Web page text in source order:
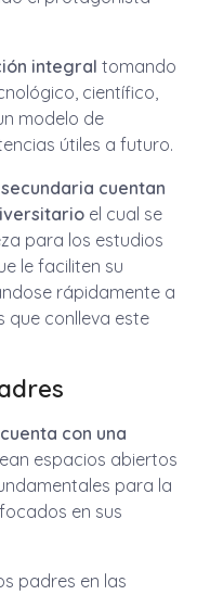
integral tomando
científico,
modelo de
útiles a futuro.
cuentan
el cual se
para los estudios
le faciliten su
rápidamente a
que conlleva este
cuenta con una
espacios abiertos
para la
en sus
padres en las